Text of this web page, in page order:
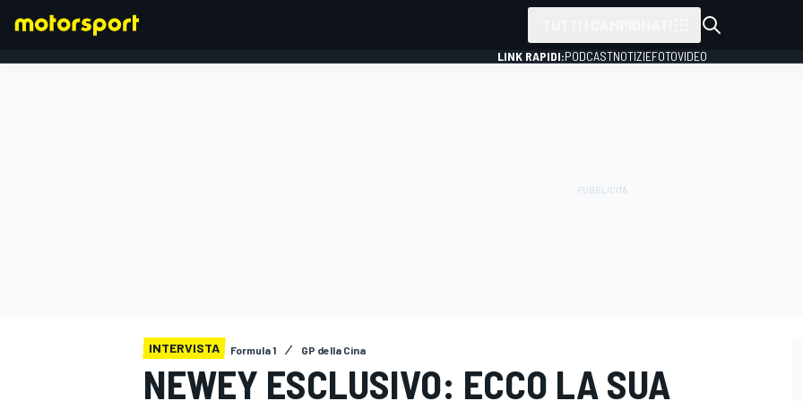
LINK RAPIDI:PODCASTNOTIZIEFOTOVIDEO
INTERVISTA Formula 1 GP della Cina
NEWEY ESCLUSIVO: ECCO LA SUA